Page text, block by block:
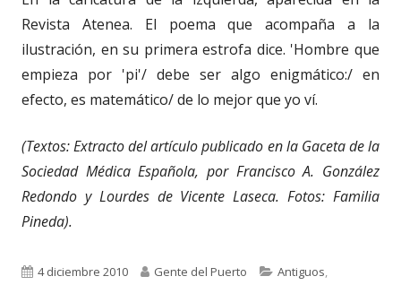
Revista Atenea. El poema que acompaña a la
ilustración, en su primera estrofa dice. 'Hombre que
empieza por 'pi'/ debe ser algo enigmático:/ en
efecto, es matemático/ de lo mejor que yo ví.
(Textos: Extracto del artículo publicado en la Gaceta de la
Sociedad Médica Española, por Francisco A. González
Redondo y Lourdes de Vicente Laseca. Fotos: Familia
Pineda).
Publicado
4 diciembre 2010 Autor
Gente del Puerto Categorías
Antiguos,